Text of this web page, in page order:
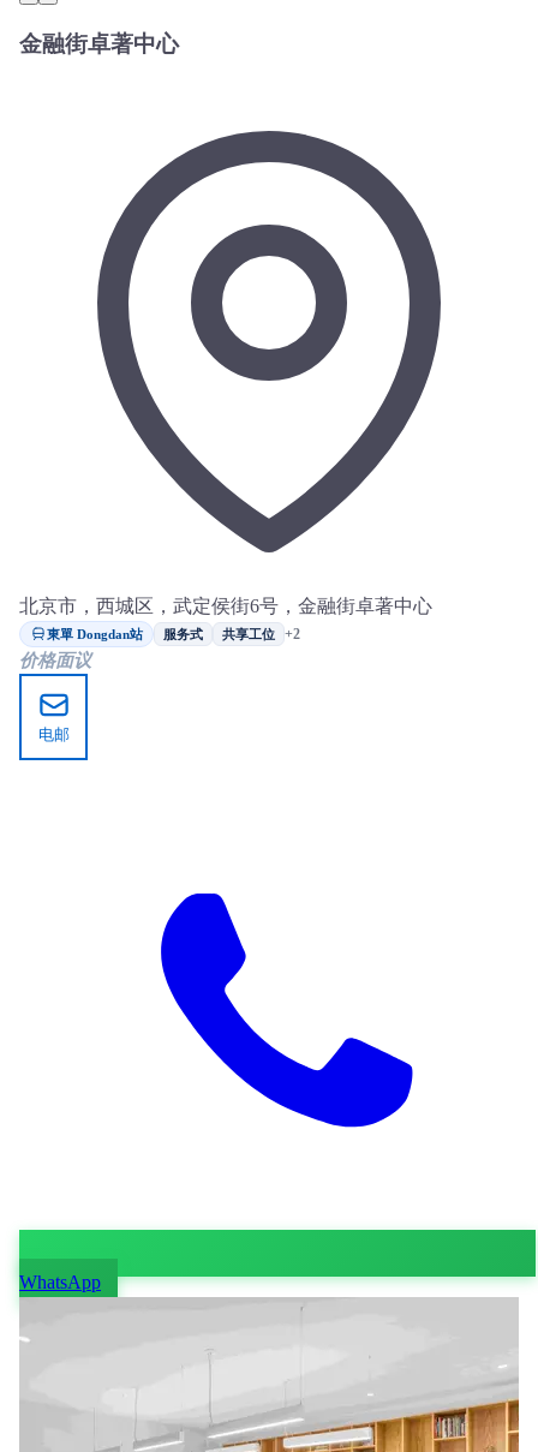
金融街卓著中心
北京市，西城区，武定侯街6号，金融街卓著中心
東單 Dongdan站 服务式 共享工位 +2
价格面议
电邮
WhatsApp